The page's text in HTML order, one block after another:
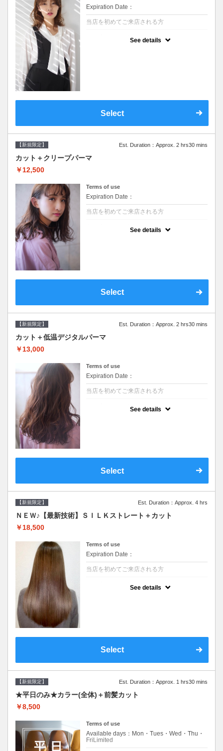
Expiration Date：
当店を初めてご来店される方
See details
Select
【新規限定】 Est. Duration：Approx. 2 hrs30 mins
カット＋クリープパーマ
￥12,500
Terms of use
Expiration Date：
当店を初めてご来店される方
See details
Select
【新規限定】 Est. Duration：Approx. 2 hrs30 mins
カット＋低温デジタルパーマ
￥13,000
Terms of use
Expiration Date：
当店を初めてご来店される方
See details
Select
【新規限定】 Est. Duration：Approx. 4 hrs
ＮＥＷ♪【最新技術】ＳＩＬＫストレート＋カット
￥18,500
Terms of use
Expiration Date：
当店を初めてご来店される方
See details
Select
【新規限定】 Est. Duration：Approx. 1 hrs30 mins
★平日のみ★カラー(全体)＋前髪カット
￥8,500
Terms of use
Available days：Mon・Tues・Wed・Thu・
FriLimited